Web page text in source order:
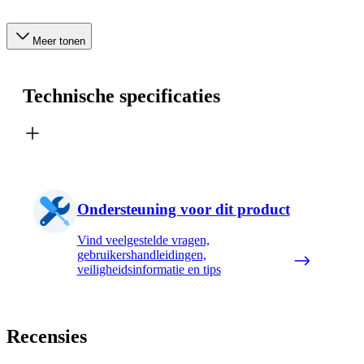
Meer tonen
Technische specificaties
Ondersteuning voor dit product
Vind veelgestelde vragen,
gebruikershandleidingen,
veiligheidsinformatie en tips
Recensies